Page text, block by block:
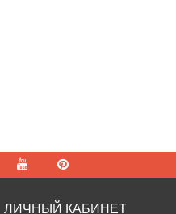
ЛИЧНЫЙ КАБИНЕТ